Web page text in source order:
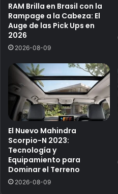
RAM Brilla en Brasil con la
Rampage a la Cabeza: El
Auge de las Pick Ups en
2026
2026-08-09
El Nuevo Mahindra
Scorpio-N 2023:
Tecnología y
Equipamiento para
Dominar el Terreno
2026-08-09